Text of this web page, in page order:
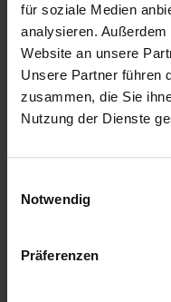
für soziale Medien
analysieren.
Website an unsere
Unsere Partner führen
zusammen, die Sie
Nutzung der Dienste
Notwendig
Präferenzen